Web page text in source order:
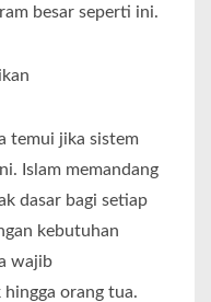
besar seperti ini.
temui jika sistem
Islam memandang
dasar bagi setiap
kebutuhan
wajib
hingga orang tua.